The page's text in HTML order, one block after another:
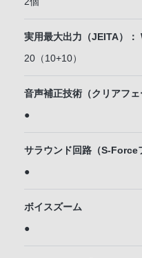
実用最大出力（JEITA）：
20（10+10）
音声補正技術（クリアフェ
●
サラウンド回路（S-Force
●
ボイスズーム
●